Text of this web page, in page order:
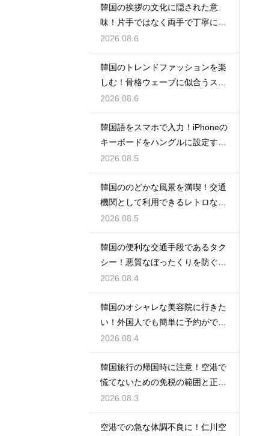
韓国の挨拶の文化に隠された意
味！片手ではなく両手で丁寧に握
手する理由
2026.08.6
韓国のトレンドファッションを楽
しむ！骨格ウェーブに似合うスタ
イルの特徴
2026.08.6
韓国語をスマホで入力！iPhoneの
キーボードをハングルに設定する
手順
2026.08.5
韓国ののどかな風景を満喫！交通
機関として利用できるレトロな観
光の馬車
2026.08.5
韓国の便利な交通手段であるタク
シー！悪質なぼったくりを防ぐ確
実な対策
2026.08.4
韓国のオシャレな美容院に行きた
い！外国人でも簡単に予約ができ
るアプリ
2026.08.4
韓国旅行の帰国時に注意！空港で
慌てないための免税の範囲と正し
い計算
2026.08.3
空港での急な体調不良に！仁川空